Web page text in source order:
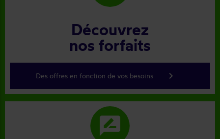
Découvrez
nos forfaits
Des offres en fonction de vos besoins keyboard_arrow_right
rate_review